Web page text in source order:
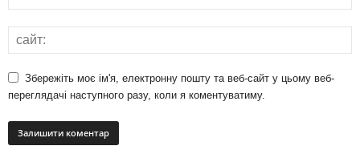
Збережіть моє ім'я, електронну пошту та веб-сайт у цьому веб-
переглядачі наступного разу, коли я коментуватиму.